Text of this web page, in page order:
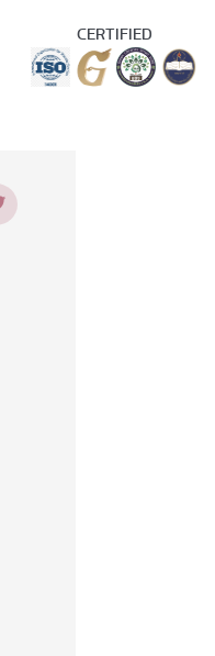
CERTIFIED